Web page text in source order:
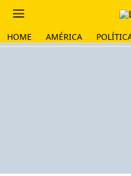
HOME AMÉRICA